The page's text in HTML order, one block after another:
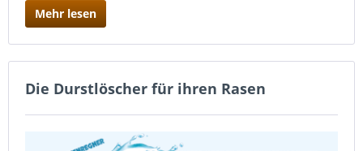
Mehr lesen
Die Durstlöscher für ihren Rasen